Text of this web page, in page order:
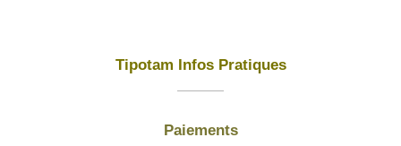
Tipotam Infos Pratiques
Paiements